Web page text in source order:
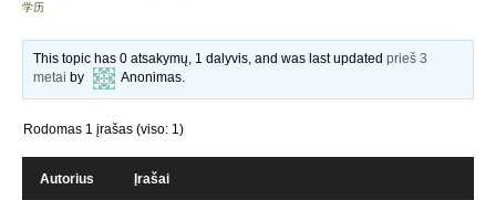
学历
This topic has 0 atsakymų, 1 dalyvis, and was last updatedprieš 3
metai by Anonimas.
Rodomas 1 įrašas (viso: 1)
Autorius Įrašai